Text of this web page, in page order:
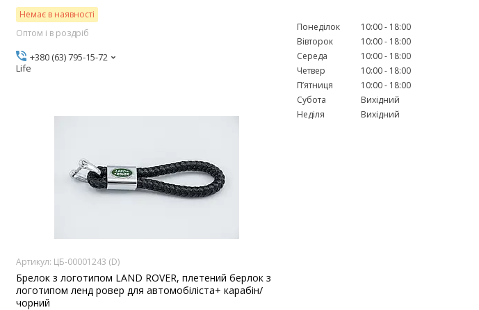
Немає в наявності
Оптом і в роздріб
+380 (63) 795-15-72
Life
ЦБ-00001243 (D)
Брелок з логотипом LAND ROVER, плетений берлок з
логотипом ленд ровер для автомобіліста+ карабін/
чорний
Понеділок 10:00
18:00
Вівторок
10:00
18:00
Середа
10:00
18:00
Четвер
10:00
18:00
Пʼятниця
10:00
18:00
Субота
Вихідний
Неділя
Вихідний